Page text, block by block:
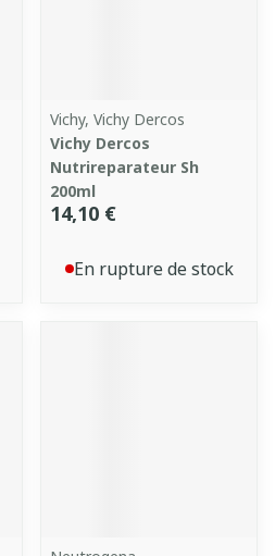
Vichy, Vichy Dercos
Vichy Dercos
Nutrireparateur Sh
200ml
14,10 €
En rupture de stock